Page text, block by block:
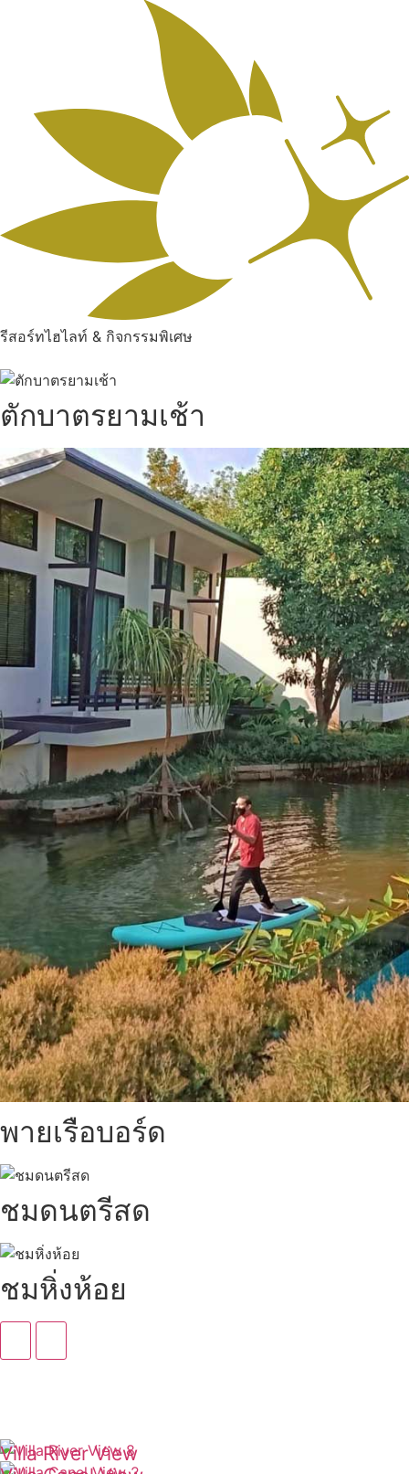
รีสอร์ทไฮไลท์ & กิจกรรมพิเศษ
ตักบาตรยามเช้า
พายเรือบอร์ด
ชมดนตรีสด
ชมหิ่งห้อย
Villa River View